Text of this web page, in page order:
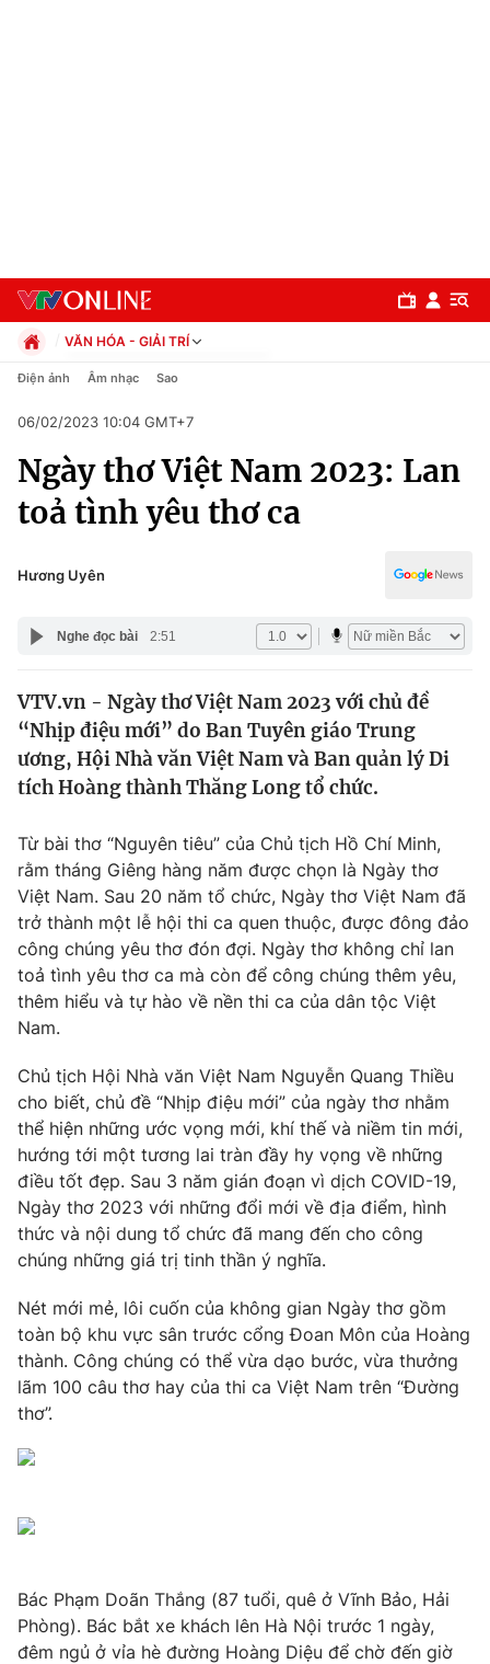
Chuyên mục
Chính trị
Pháp luật
Thế giới
Tin tức
Thế giới đó đây
Câu chuyện quốc tế
Tài chính
Thị trường
Góc doanh nghiệp
Dữ liệu và đời sống
Truyền hình
Phim VTV
Hậu trường
Nhân vật
Khán giả
Giải sao mai
Giải trí
Âm nhạc
Sao
Đời sống
Du lịch
Làm đẹp
Chất lượng cuộc sống
Giáo dục
Tuyển sinh
Học trực tuyến
Công nghệ
Hitech Công nghệ tương lai
Thị trường
Tư vấn
Giao lưu trực tuyến
Lịch phát sóng
Chuyên mục khác
Emagazine
VTV Money VTV Thể thao
VĂN HÓA - GIẢI TRÍ
Chính trị
Pháp luật
Kinh tế
Thể thao
Truyền hình
Y tế
Công nghệ
Điện ảnh Âm nhạc Sao
06/02/2023 10:04 GMT+7
Ngày thơ Việt Nam 2023: Lan
toả tình yêu thơ ca
Hương Uyên
Nghe đọc bài 2:51
VTV.vn - Ngày thơ Việt Nam 2023 với chủ đề
“Nhịp điệu mới” do Ban Tuyên giáo Trung
ương, Hội Nhà văn Việt Nam và Ban quản lý Di
tích Hoàng thành Thăng Long tổ chức.
Từ bài thơ “Nguyên tiêu” của Chủ tịch Hồ Chí Minh,
rằm tháng Giêng hàng năm được chọn là Ngày thơ
Việt Nam. Sau 20 năm tổ chức, Ngày thơ Việt Nam đã
trở thành một lễ hội thi ca quen thuộc, được đông đảo
công chúng yêu thơ đón đợi. Ngày thơ không chỉ lan
toả tình yêu thơ ca mà còn để công chúng thêm yêu,
thêm hiểu và tự hào về nền thi ca của dân tộc Việt
Nam.
Chủ tịch Hội Nhà văn Việt Nam Nguyễn Quang Thiều
cho biết, chủ đề “Nhịp điệu mới” của ngày thơ nhằm
thể hiện những ước vọng mới, khí thế và niềm tin mới,
hướng tới một tương lai tràn đầy hy vọng về những
điều tốt đẹp. Sau 3 năm gián đoạn vì dịch COVID-19,
Ngày thơ 2023 với những đổi mới về địa điểm, hình
thức và nội dung tổ chức đã mang đến cho công
chúng những giá trị tinh thần ý nghĩa.
Nét mới mẻ, lôi cuốn của không gian Ngày thơ gồm
toàn bộ khu vực sân trước cổng Đoan Môn của Hoàng
thành. Công chúng có thể vừa dạo bước, vừa thưởng
lãm 100 câu thơ hay của thi ca Việt Nam trên “Đường
thơ”.
Bác Phạm Doãn Thắng (87 tuổi, quê ở Vĩnh Bảo, Hải
Phòng). Bác bắt xe khách lên Hà Nội trước 1 ngày,
đêm ngủ ở vỉa hè đường Hoàng Diệu để chờ đến giờ